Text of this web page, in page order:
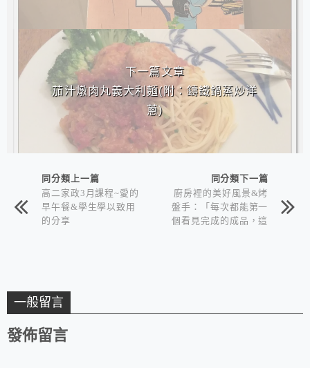
下一篇文章
茄汁燉肉丸義大利麵(附：鑄鐵鍋蒸炒洋
蔥)
同分類上一篇
高二家政3月課程~愛的
早午餐&學生學以致用
的分享
同分類下一篇
廚房裡的美好風景&烤
盤手：「每次都能第一
個看見完成的成品，這
一般留言
發佈留言